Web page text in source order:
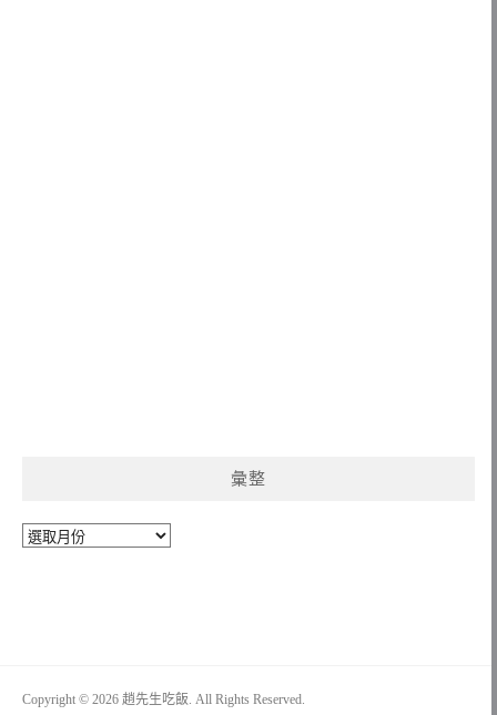
彙整
彙
Copyright © 2026 趙先生吃飯. All Rights Reserved.